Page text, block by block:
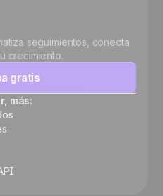
seguimientos, conecta
crecimiento.
gratis
más: